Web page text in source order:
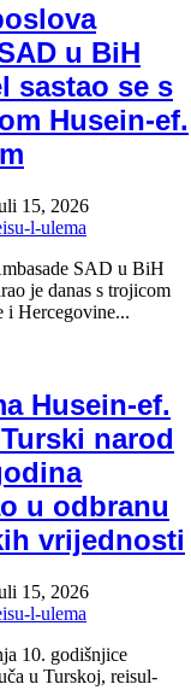
u BiH
sastao se s
Husein-ef.
15, 2026
l-ulema
SAD u BiH
je danas s trojicom
i Hercegovine...
Husein-ef.
narod
u odbranu
vrijednosti
15, 2026
l-ulema
10. godišnjice
u Turskoj, reisul-